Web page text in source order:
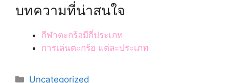
บทความที่น่าสนใจ
กีฬาตะกร้อมีกี่ประเภท
การเล่นตะกร้อ แต่ละประเภท
Categories
Uncategorized